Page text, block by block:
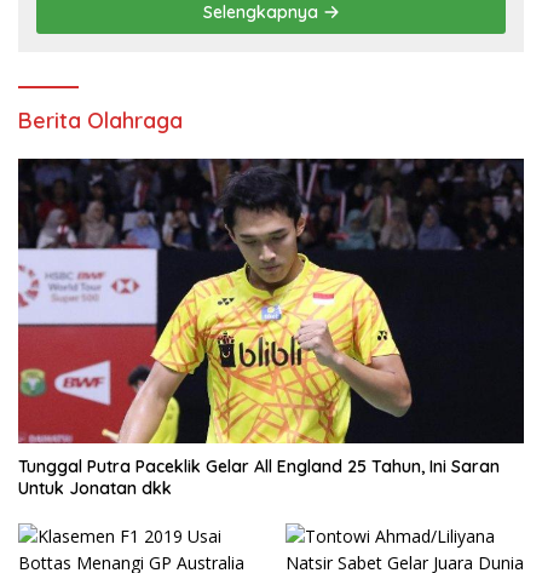
Selengkapnya
Berita Olahraga
Tunggal Putra Paceklik Gelar All England 25 Tahun, Ini Saran
Untuk Jonatan dkk